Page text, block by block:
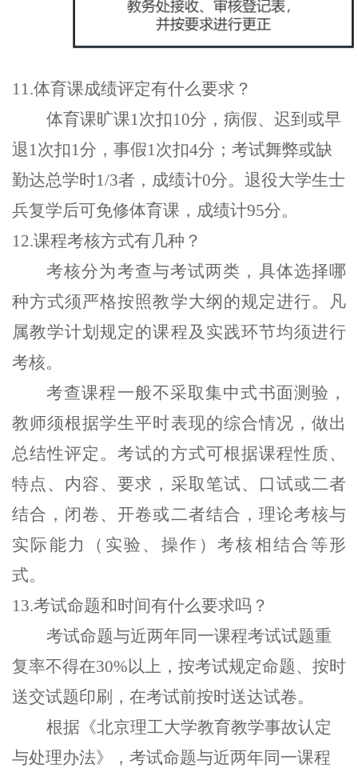
11.体育课成绩评定有什么要求？
体育课旷课1次扣10分 ， 病假、 迟到或早
退1次扣1分 ， 事假1次扣4分 ； 考试舞弊或缺
勤达总学时1/3者 ， 成绩计0分。 退役大学生士
兵复学后可免修体育课 ， 成绩计95分。
12.课程考核方式有几种？
考核分为考查与考试两类，具体选择哪
种方式须严格按照教学大纲的规定进行。凡
属教学计划规定的课程及实践环节均须进行
考核。
考查课程一般不采取集中式书面测验，
教师须根据学生平时表现的综合情况，做出
总结性评定。考试的方式可根据课程性质、
特点、内容、要求，采取笔试、口试或二者
结合，闭卷、开卷或二者结合，理论考核与
实际能力（实验、操作）考核相结合等形
式。
13.考试命题和时间有什么要求吗？
考试命题与近两年同一课程考试试题重
复率不得在30%以上 ， 按考试规定命题、按时
送交试题印刷 ， 在考试前按时送达试卷。
根据 《北京理工大学教育教学事故认定
与处理办法》， 考试命题与近两年同一课程